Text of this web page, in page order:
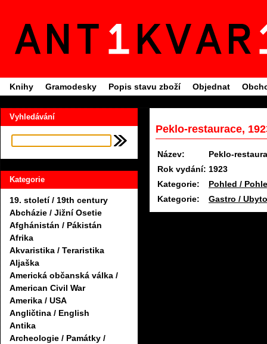
Knihy Gramodesky Popis stavu zboží Objednat
Vyhledávání
Kategorie
19. století / 19th century
Abcházie / Jižní Osetie
Afghánistán / Pákistán
Afrika
Akvaristika / Teraristika
Aljaška
Americká občanská válka /
American Civil War
Amerika / USA
Angličtina / English
Antika
Archeologie / Památky /
Peklo-restaurace,
Název:
Peklo-
Rok vydání: 1923
Kategorie:
Pohled /
Kategorie:
Gastro /